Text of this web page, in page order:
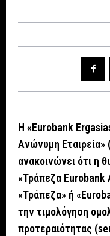
Η «Eurobank
Ανώνυμη
ανακοινώνει ότι η
«Τράπεζα Eurobank
«Τράπεζα» ή
την τιμολόγηση
προτεραιότητας